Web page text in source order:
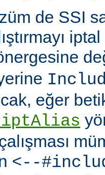
de SSI
eğer
<--